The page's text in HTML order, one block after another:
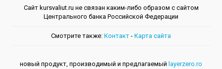
Сайт kursvaliut.ru не связан каким-либо образом с сайтом
Центрального банкa Российской Федерации
Смотрите также: Контакт - Kарта сайта
новый продукт, производимый и предлагаемый layerzero.ro